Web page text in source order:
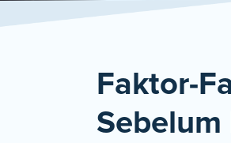
Faktor-